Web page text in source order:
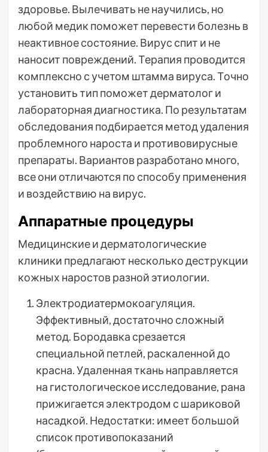
здоровье. Вылечивать не научились, но
любой медик поможет перевести болезнь в
неактивное состояние. Вирус спит и не
наносит повреждений. Терапия проводится
комплексно с учетом штамма вируса. Точно
установить тип поможет дерматолог и
лабораторная диагностика. По результатам
обследования подбирается метод удаления
проблемного нароста и противовирусные
препараты. Вариантов разработано много,
все они отличаются по способу применения
и воздействию на вирус.
Аппаратные процедуры
Медицинские и дерматологические
клиники предлагают несколько деструкции
кожных наростов разной этиологии.
Электродиатермокоагуляция.
Эффективный, достаточно сложный
метод. Бородавка срезается
специальной петлей, раскаленной до
красна. Удаленная ткань направляется
на гистологическое исследование, рана
прижигается электродом с шариковой
насадкой. Недостатки: имеет большой
список противопоказаний